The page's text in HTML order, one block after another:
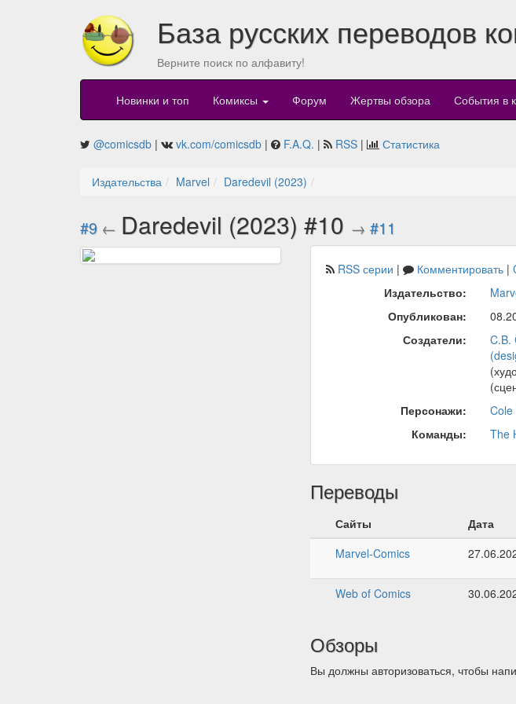
База русских переводов
Верните поиск по алфавиту!
Новинки и топ Комиксы Форум Жертвы обзора События в
@comicsdb | vk.com/comicsdb | F.A.Q. | RSS | Статистика
Издательства Marvel Daredevil (2023)
#9 ← Daredevil (2023) #10 → #11
RSS серии | Комментировать|
Издательство:
Опубликован:
Создатели:
C.B.
Персонажи:
Cole
Команды:
The
Переводы
Сайты Дата
Marvel-Comics
Web of Comics
Обзоры
Вы должны авторизоваться, чтобы